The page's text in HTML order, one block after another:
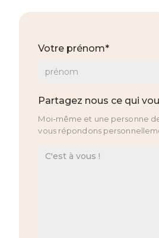
Votre prénom*
Partagez nous ce qui
Moi-même et une personne
vous répondons